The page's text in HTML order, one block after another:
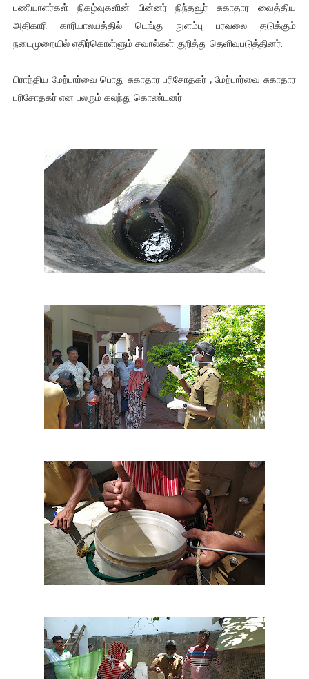
பணியாளர்கள் நிகழ்வுகளின் பின்னர் நிந்தவூர் சுகாதார வைத்திய
அதிகாரி காரியாலயத்தில் டெங்கு நுளம்பு பரவலை தடுக்கும்
நடைமுறையில் எதிர்கொள்ளும் சவால்கள் குறித்து தெளிவுபடுத்தினர்.
பிராந்திய மேற்பார்வை பொது சுகாதார பரிசோதகர் , மேற்பார்வை சுகாதார
பரிசோதகர் என பலரும் கலந்து கொண்டனர்.